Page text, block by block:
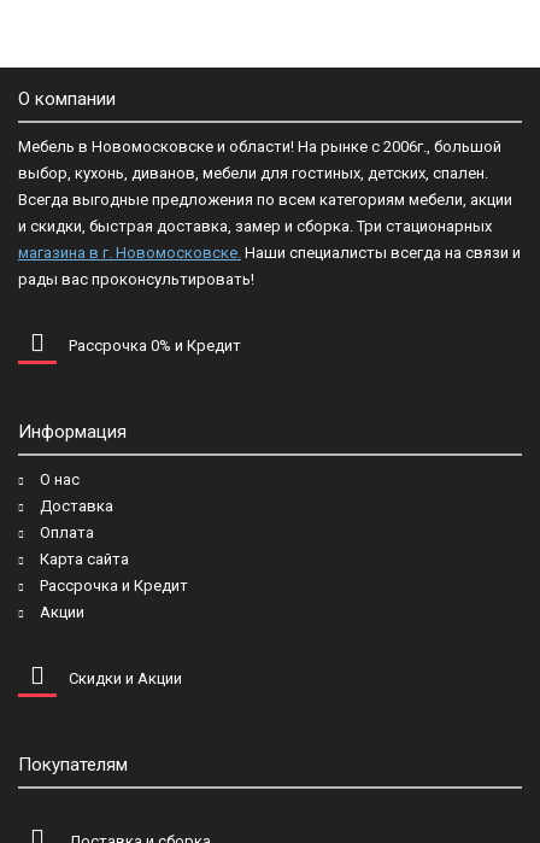
О компании
Мебель в Новомосковске и области! На рынке с 2006г., большой
выбор, кухонь, диванов, мебели для гостиных, детских, спален.
Всегда выгодные предложения по всем категориям мебели, акции
и скидки, быстрая доставка, замер и сборка. Три стационарных
магазина в г. Новомосковске. Наши специалисты всегда на связи и
рады вас проконсультировать!
Рассрочка 0% и Кредит
Информация
О нас
Доставка
Оплата
Карта сайта
Рассрочка и Кредит
Акции
Скидки и Акции
Покупателям